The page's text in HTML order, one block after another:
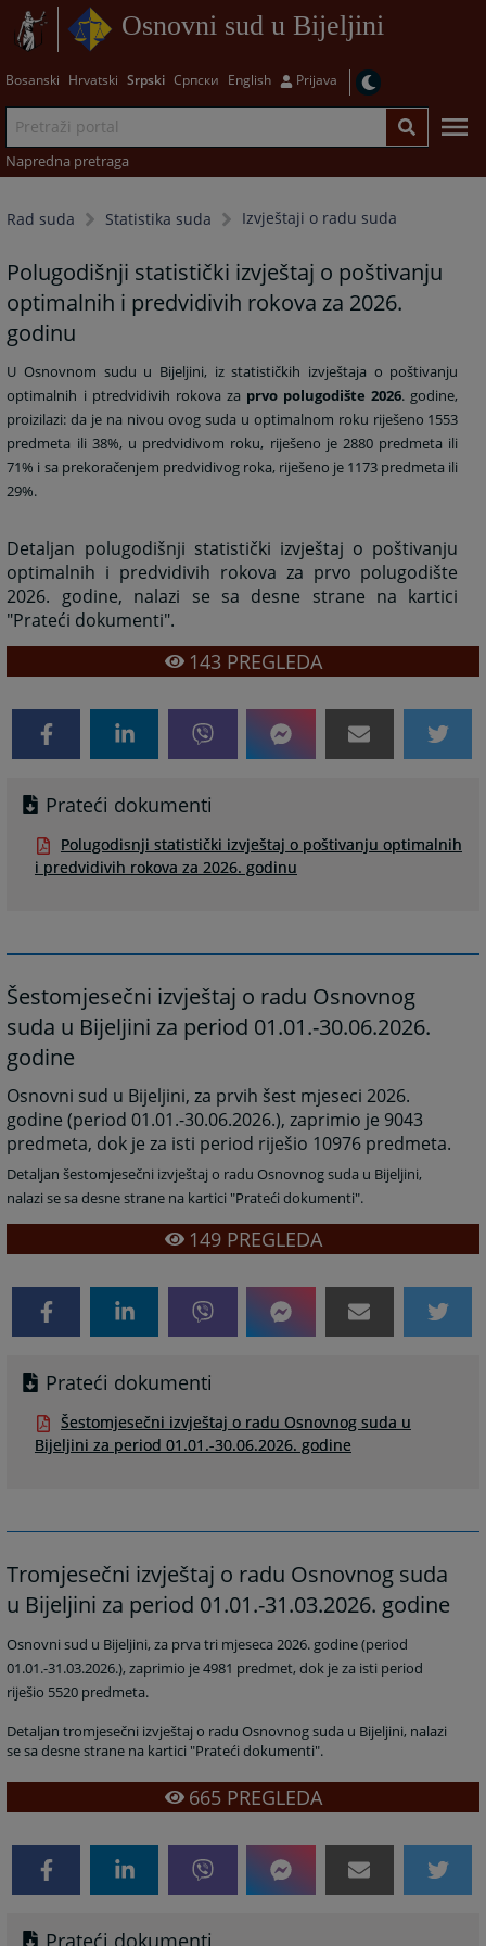
Osnovni sud u Bijeljini
Bosanski Hrvatski Srpski Српски English Prijava
Napredna pretraga
Rad suda Statistika suda Izvještaji o radu suda
Polugodišnji statistički izvještaj o poštivanju
optimalnih i predvidivih rokova za 2026.
godinu
U Osnovnom sudu u Bijeljini, iz statističkih izvještaja o poštivanju
optimalnih i ptredvidivih rokova za prvo polugodište 2026. godine,
proizilazi: da je na nivou ovog suda u optimalnom roku riješeno 1553
predmeta ili 38%, u predvidivom roku, riješeno je 2880 predmeta ili
71% i sa prekoračenjem predvidivog roka, riješeno je 1173 predmeta ili
29%.
Detaljan polugodišnji statistički izvještaj o poštivanju
optimalnih i predvidivih rokova za prvo polugodište
2026. godine, nalazi se sa desne strane na kartici
"Prateći dokumenti".
143PREGLEDA
Prateći dokumenti
Polugodisnji statistički izvještaj o poštivanju optimalnih
i predvidivih rokova za 2026. godinu
Šestomjesečni izvještaj o radu Osnovnog
suda u Bijeljini za period 01.01.-30.06.2026.
godine
Osnovni sud u Bijeljini, za prvih šest mjeseci 2026.
godine (period 01.01.-30.06.2026.), zaprimio je 9043
predmeta, dok je za isti period riješio 10976 predmeta.
Detaljan šestomjesečni izvještaj o radu Osnovnog suda u Bijeljini,
nalazi se sa desne strane na kartici "Prateći dokumenti".
149PREGLEDA
Prateći dokumenti
Šestomjesečni izvještaj o radu Osnovnog suda u
Bijeljini za period 01.01.-30.06.2026. godine
Tromjesečni izvještaj o radu Osnovnog suda
u Bijeljini za period 01.01.-31.03.2026. godine
Osnovni sud u Bijeljini, za prva tri mjeseca 2026. godine (period
01.01.-31.03.2026.), zaprimio je 4981 predmet, dok je za isti period
riješio 5520 predmeta.
Detaljan tromjesečni izvještaj o radu Osnovnog suda u Bijeljini, nalazi
se sa desne strane na kartici "Prateći dokumenti".
665PREGLEDA
Prateći dokumenti